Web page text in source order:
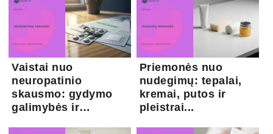
Vaistai nuo
neuropatinio
skausmo: gydymo
galimybės ir
Priemonės nuo
nudegimų: tepalai,
kremai, putos ir
pleistrai...